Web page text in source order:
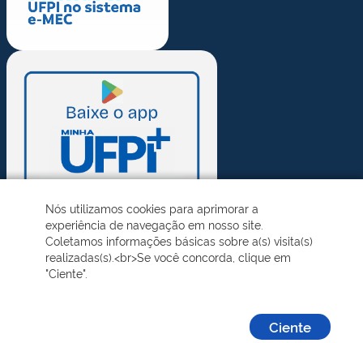
Nós utilizamos cookies para aprimorar a
experiência de navegação em nosso site.
Coletamos informações básicas sobre a(s) visita(s)
realizadas(s).<br>Se você concorda, clique em
"Ciente".
Ciente